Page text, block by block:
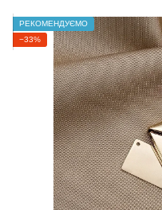
РЕКОМЕНДУЄМО
−33%